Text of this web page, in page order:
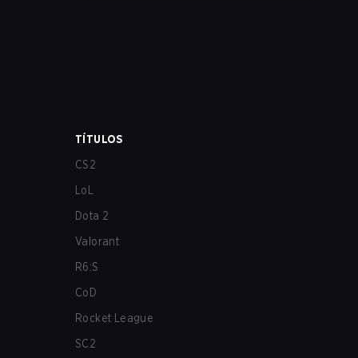
TÍTULOS
CS2
LoL
Dota 2
Valorant
R6:S
CoD
Rocket League
SC2